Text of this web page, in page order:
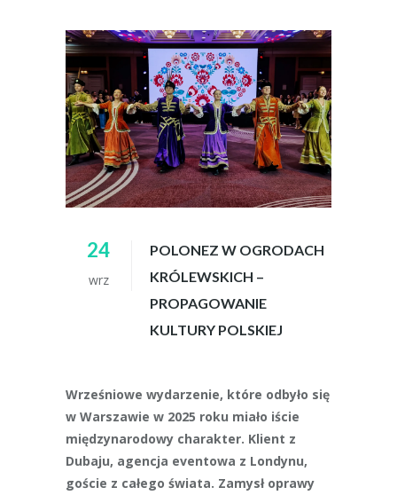
24
wrz
POLONEZ W OGRODACH
KRÓLEWSKICH –
PROPAGOWANIE
KULTURY POLSKIEJ
Wrześniowe wydarzenie, które odbyło się
w Warszawie w 2025 roku miało iście
międzynarodowy charakter. Klient z
Dubaju, agencja eventowa z Londynu,
goście z całego świata. Zamysł oprawy